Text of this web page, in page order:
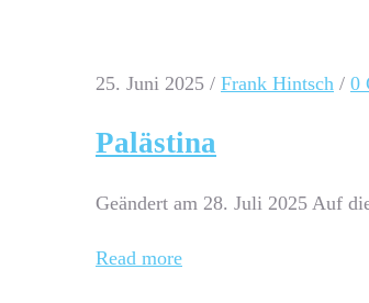
25. Juni 2025 / Frank Hintsch / 0
Palästina
Geändert am 28. Juli 2025 Auf
Read more